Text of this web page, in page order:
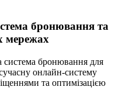
бронювання та
мережах
система бронювання для
онлайн-систему
та оптимізацією